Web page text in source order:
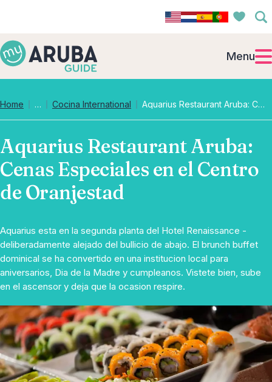
Menu
Home … Collapsed breadcrumb levels
Cocina International Aquarius Restaurant Aruba: Cenas Especiales en el Centro de Oranjestad
Aquarius Restaurant Aruba:
Cenas Especiales en el Centro
de Oranjestad
Aquarius esta en la segunda planta del Hotel Renaissance -
deliberadamente alejado del bullicio de abajo. El brunch buffet
dominical se ha convertido en una institucion local para
aniversarios, Dia de la Madre y cumpleanos. Vistete bien, sube
en el ascensor y deja que la ocasion respire.